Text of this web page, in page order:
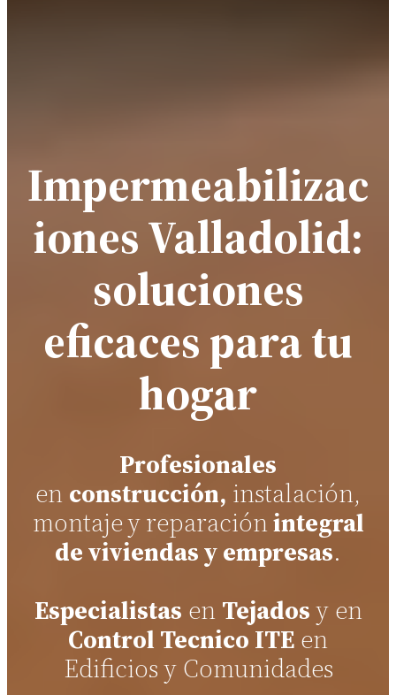
Impermeabilizac
iones Valladolid:
soluciones
eficaces para tu
hogar
Profesionales
en construcción, instalación,
montajeyreparaciónintegral
de viviendas y empresas.
Especialistas en Tejadosy en
Control Tecnico ITE en
Edificios y Comunidades